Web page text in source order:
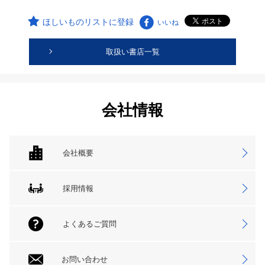
ほしいものリストに登録 いいね
取扱い書店一覧
会社情報
会社概要
採用情報
よくあるご質問
お問い合わせ